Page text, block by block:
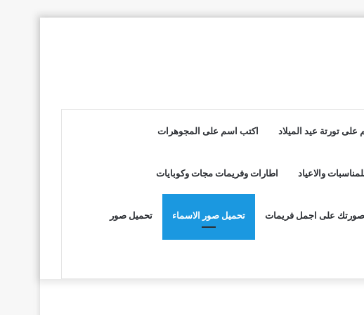
تورتة عيد الميلاد اكتب اسم على المجوهرات
والاعياد اطارات وفريمات مجات وكوبايات
على اجمل فريمات تحميل صور الاسماء تحميل صور